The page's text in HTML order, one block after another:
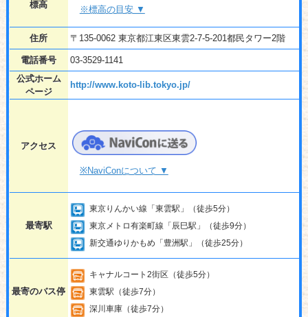
標高
※標高の目安 ▼
住所 〒135-0062 東京都江東区東雲2-7-5-201都民タワー2階
電話番号
03-3529-1141
公式ホーム
ページ
http://www.koto-lib.tokyo.jp/
アクセス
※NaviConについて ▼
最寄駅
東京りんかい線「東雲駅」（徒歩5分）
東京メトロ有楽町線「辰巳駅」（徒歩9分）
新交通ゆりかもめ「豊洲駅」（徒歩25分）
最寄のバス停
キャナルコート2街区（徒歩5分）
東雲駅（徒歩7分）
深川車庫（徒歩7分）